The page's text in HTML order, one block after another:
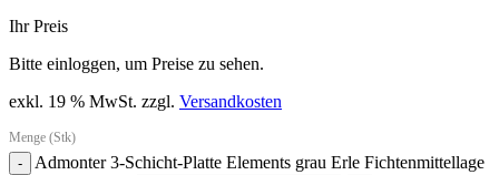
Ihr Preis
Bitte einloggen, um Preise zu sehen.
exkl. 19 % MwSt. zzgl. Versandkosten
Menge (Stk)
-
Admonter 3-Schicht-Platte Elements grau Erle Fichtenmittellage